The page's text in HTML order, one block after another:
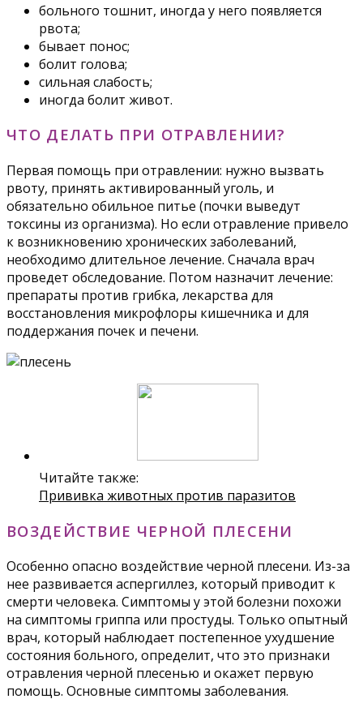
больного тошнит, иногда у него появляется
рвота;
бывает понос;
болит голова;
сильная слабость;
иногда болит живот.
ЧТО ДЕЛАТЬ ПРИ ОТРАВЛЕНИИ?
Первая помощь при отравлении: нужно вызвать
рвоту, принять активированный уголь, и
обязательно обильное питье (почки выведут
токсины из организма). Но если отравление привело
к возникновению хронических заболеваний,
необходимо длительное лечение. Сначала врач
проведет обследование. Потом назначит лечение:
препараты против грибка, лекарства для
восстановления микрофлоры кишечника и для
поддержания почек и печени.
Читайте также:
Прививка животных против паразитов
ВОЗДЕЙСТВИЕ ЧЕРНОЙ ПЛЕСЕНИ
Особенно опасно воздействие черной плесени. Из-за
нее развивается аспергиллез, который приводит к
смерти человека. Симптомы у этой болезни похожи
на симптомы гриппа или простуды. Только опытный
врач, который наблюдает постепенное ухудшение
состояния больного, определит, что это признаки
отравления черной плесенью и окажет первую
помощь. Основные симптомы заболевания.